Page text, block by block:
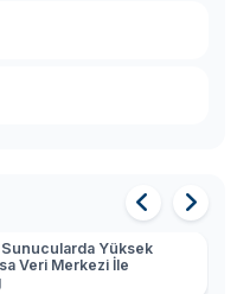
Yüksek
Veri Merkezi İle